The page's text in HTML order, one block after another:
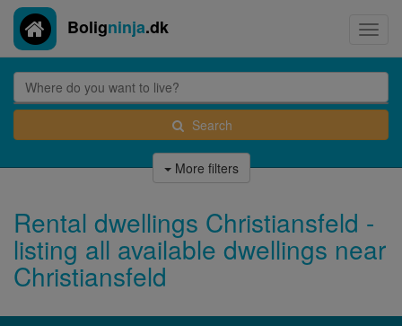
Boligninja.dk
Search
More filters
Rental dwellings Christiansfeld -
listing all available dwellings near
Christiansfeld